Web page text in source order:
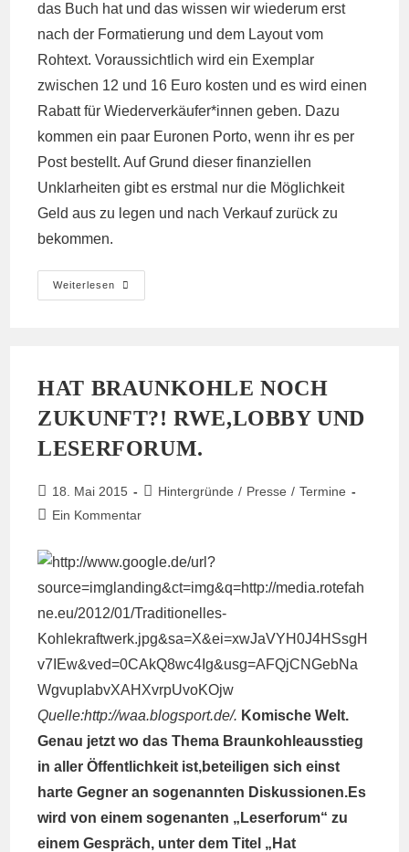
das Buch hat und das wissen wir wiederum erst
nach der Formatierung und dem Layout vom
Rohtext. Voraussichtlich wird ein Exemplar
zwischen 12 und 16 Euro kosten und es wird einen
Rabatt für Wiederverkäufer*innen geben. Dazu
kommen ein paar Euronen Porto, wenn ihr es per
Post bestellt. Auf Grund dieser finanziellen
Unklarheiten gibt es erstmal nur die Möglichkeit
Geld aus zu legen und nach Verkauf zurück zu
bekommen.
Weiterlesen
Buchpaten
Und
HAT BRAUNKOHLE NOCH
ZUKUNFT?! RWE,LOBBY UND
LESERFORUM.
Beitrag
veröffentlicht:
18. Mai 2015
Beitrags-
Hintergründe / Presse / Termine
Beitrags-
Ein Kommentar
Quelle:http://waa.blogsport.de/. Komische Welt.
Genau jetzt wo das Thema Braunkohleausstieg
in aller Öffentlichkeit ist,beteiligen sich einst
harte Gegner an sogenannten Diskussionen.Es
wird von einem sogenanten „Leserforum“ zu
einem Gespräch, unter dem Titel „Hat